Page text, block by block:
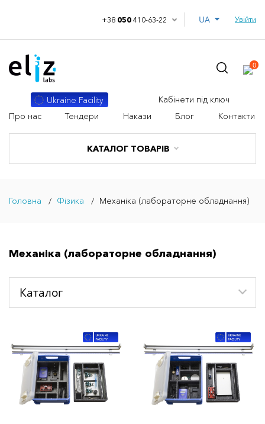
+38 050410-63-22 Увійти
КАТАЛОГ ТОВАРІВ
Ukraine Facility
Кабінети під ключ
Про нас
Тендери Накази Блог Контакти
0
Головна Фізика Механіка (лабораторне обладнання)
Механіка (лабораторне обладнання)
Каталог